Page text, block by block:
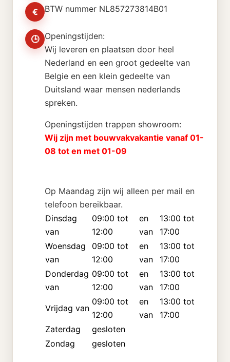
€ BTW nummer NL857273814B01
🕒 Openingstijden:
Wij leveren en plaatsen door heel
Nederland en een groot gedeelte van
Belgie en een klein gedeelte van
Duitsland waar mensen nederlands
spreken.
Openingstijden trappen showroom:
Wij zijn met bouwvakvakantie vanaf 01-
08 tot en met 01-09
Op Maandag zijn wij alleen per mail en
telefoon bereikbaar.
Dinsdag
van
09:00 tot
12:00
en
van
13:00 tot
17:00
Woensdag
van
09:00 tot
12:00
en
van
13:00 tot
17:00
Donderdag
van
09:00 tot
12:00
en
van
13:00 tot
17:00
Vrijdag van
09:00 tot
12:00
en
van
13:00 tot
17:00
Zaterdag
gesloten
Zondag
gesloten